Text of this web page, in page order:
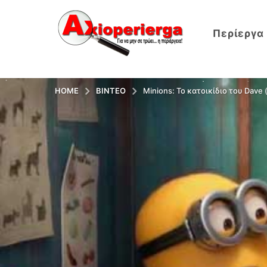
Περίεργα
HOME ΒΊΝΤΕΟ Minions: Το κατοικίδιο του Dave